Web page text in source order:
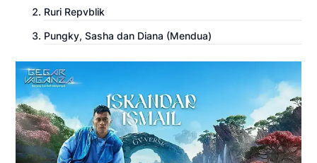
Ruri Repvblik
Pungky, Sasha dan Diana (Mendua)